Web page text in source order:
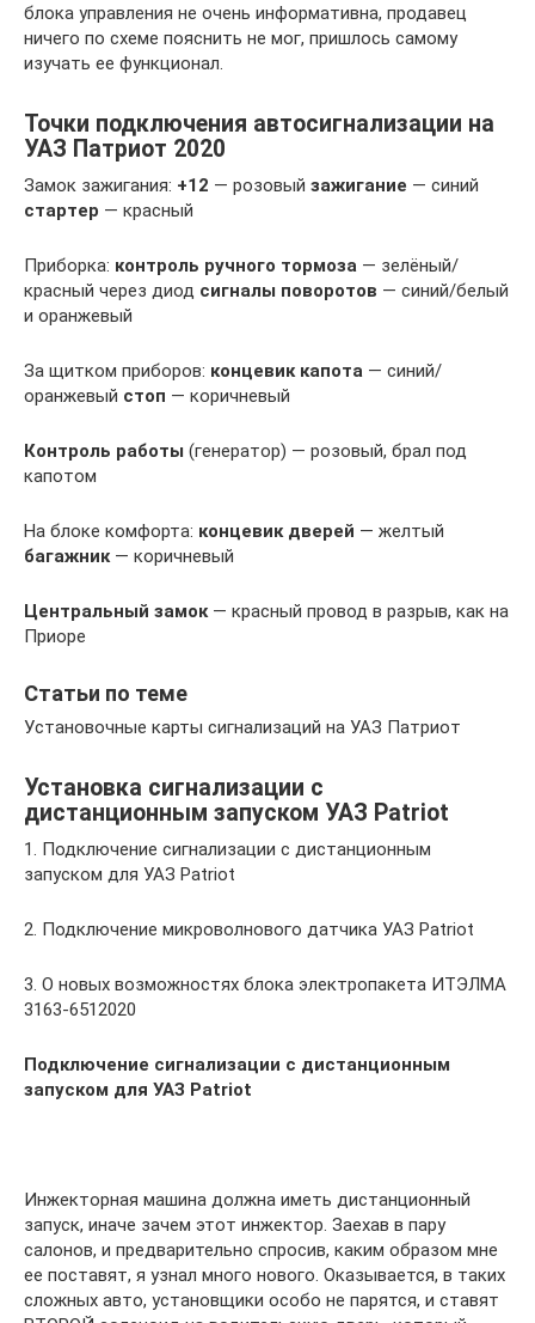
блока управления не очень информативна, продавец
ничего по схеме пояснить не мог, пришлось самому
изучать ее функционал.
Точки подключения автосигнализации на
УАЗ Патриот 2020
Замок зажигания: +12 — розовый зажигание — синий
стартер — красный
Приборка: контроль ручного тормоза — зелёный/
красный через диод сигналы поворотов — синий/белый
и оранжевый
За щитком приборов: концевик капота — синий/
оранжевый стоп — коричневый
Контроль работы (генератор) — розовый, брал под
капотом
На блоке комфорта: концевик дверей — желтый
багажник— коричневый
Центральный замок— красный провод в разрыв, как на
Приоре
Статьи по теме
Установочные карты сигнализаций на УАЗ Патриот
Установка сигнализации с
дистанционным запуском УАЗ Patriot
1. Подключение сигнализации с дистанционным
запуском для УАЗ Patriot
2. Подключение микроволнового датчика УАЗ Patriot
3. О новых возможностях блока электропакета ИТЭЛМА
3163-6512020
Подключение сигнализации с дистанционным
запуском для УАЗ Patriot
Инжекторная машина должна иметь дистанционный
запуск, иначе зачем этот инжектор. Заехав в пару
салонов, и предварительно спросив, каким образом мне
ее поставят, я узнал много нового. Оказывается, в таких
сложных авто, установщики особо не парятся, и ставят